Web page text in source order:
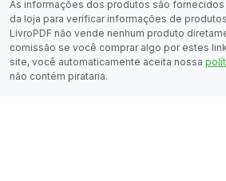
As informações dos produtos são
da loja para verificar informações de
LivroPDF não vende nenhum produto
comissão se você comprar algo por estes
site, você automaticamente aceita nossa
não contém pirataria.